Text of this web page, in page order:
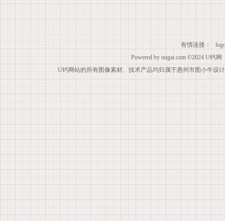
有情连接：
Powered by uugai.com ©2024 U钙网
U钙网站的所有图像素材、技术产品均归属于惠州市图小牛设